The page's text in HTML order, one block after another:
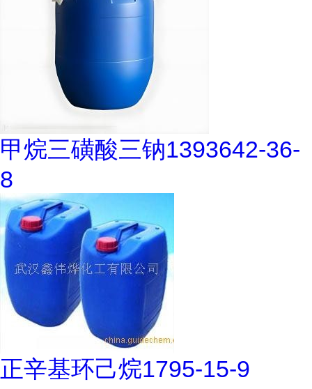
甲烷三磺酸三钠1393642-36-
8
正辛基环己烷1795-15-9